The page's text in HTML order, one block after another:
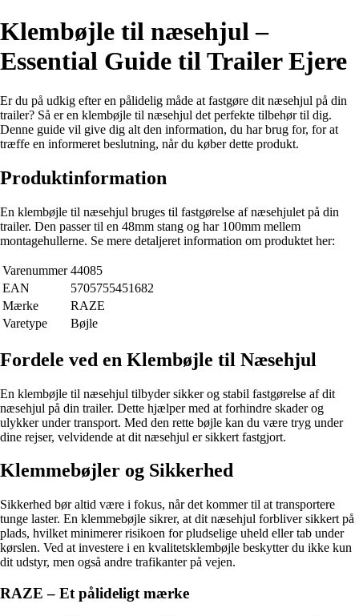
Klembøjle til næsehjul –
Essential Guide til Trailer Ejere
Er du på udkig efter en pålidelig måde at fastgøre dit næsehjul på din
trailer? Så er en klembøjle til næsehjul det perfekte tilbehør til dig.
Denne guide vil give dig alt den information, du har brug for, for at
træffe en informeret beslutning, når du køber dette produkt.
Produktinformation
En klembøjle til næsehjul bruges til fastgørelse af næsehjulet på din
trailer. Den passer til en 48mm stang og har 100mm mellem
montagehullerne. Se mere detaljeret information om produktet her:
Varenummer 44085
EAN
5705755451682
Mærke
RAZE
Varetype
Bøjle
Fordele ved en Klembøjle til Næsehjul
En klembøjle til næsehjul tilbyder sikker og stabil fastgørelse af dit
næsehjul på din trailer. Dette hjælper med at forhindre skader og
ulykker under transport. Med den rette bøjle kan du være tryg under
dine rejser, velvidende at dit næsehjul er sikkert fastgjort.
Klemmebøjler og Sikkerhed
Sikkerhed bør altid være i fokus, når det kommer til at transportere
tunge laster. En klemmebøjle sikrer, at dit næsehjul forbliver sikkert på
plads, hvilket minimerer risikoen for pludselige uheld eller tab under
kørslen. Ved at investere i en kvalitetsklembøjle beskytter du ikke kun
dit udstyr, men også andre trafikanter på vejen.
RAZE – Et pålideligt mærke